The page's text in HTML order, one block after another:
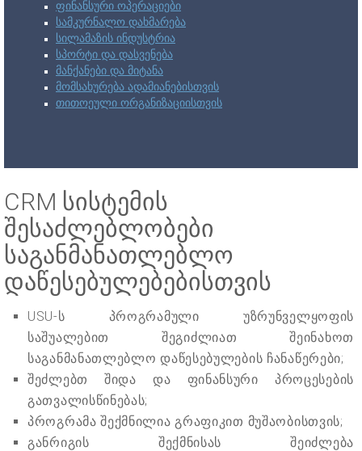
ფინანსური ოპერაციები
სამკურნალო დახმარება
სილამაზის ინდუსტრია
სპორტი და დასვენება
მანქანები და მიტანა
მომსახურება ადამიანებისთვის
თითოეული ორგანიზაციისთვის
CRM სისტემის
შესაძლებლობები
საგანმანათლებლო
დაწესებულებებისთვის
USU-ს პროგრამული უზრუნველყოფის
საშუალებით შეგიძლიათ შეინახოთ
საგანმანათლებლო დაწესებულების ჩანაწერები;
შეძლებთ შიდა და ფინანსური პროცესების
გათვალისწინებას;
პროგრამა შექმნილია გრაფიკით მუშაობისთვის;
განრიგის შექმნისას შეიძლება